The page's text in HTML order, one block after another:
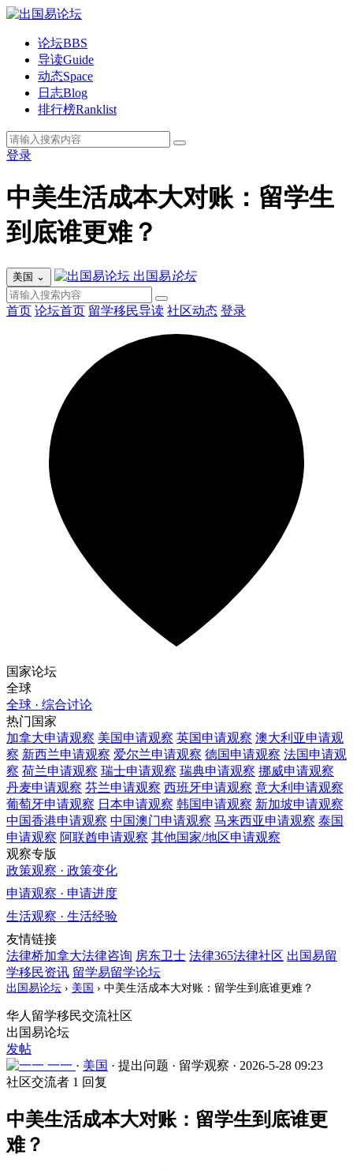
论坛BBS
导读Guide
动态Space
日志Blog
排行榜Ranklist
登录
中美生活成本大对账：留学生
到底谁更难？
美国 ⌄ 出国易论坛
首页 论坛首页 留学移民导读 社区动态 登录
国家论坛
全球
全球 · 综合讨论
热门国家
加拿大申请观察 美国申请观察 英国申请观察 澳大利亚申请观
察 新西兰申请观察 爱尔兰申请观察 德国申请观察 法国申请观
察 荷兰申请观察 瑞士申请观察 瑞典申请观察 挪威申请观察
丹麦申请观察 芬兰申请观察 西班牙申请观察 意大利 申请观察
葡萄牙申请观察 日本申请观察 韩国申请观察 新加坡申请观察
中国香港申请观察 中国澳门申请观察 马来西亚申请观察 泰国
申请观察 阿联酋申请观察 其他国家/地区申请观察
观察专版
政策观察 · 政策变化
申请观察 · 申请进度
生活观察 · 生活经验
友情链接
法律桥加拿大法律咨询 房东卫士 法律365法律社区 出国易留
学移民资讯 留学易留学论坛
出国易论坛 › 美国 › 中美生活成本大对账：留学生到底谁更难？
华人留学移民交流社区
出国易论坛
发帖
一一 · 美国 · 提出问题 · 留学观察 · 2026-5-28 09:23
社区交流者 1 回复
中美生活成本大对账：留学生到底谁更
难？